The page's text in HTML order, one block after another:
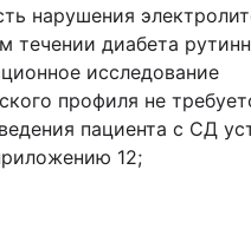
нарушения
течении диабета
исследование
профиля не
пациента с СД
12;